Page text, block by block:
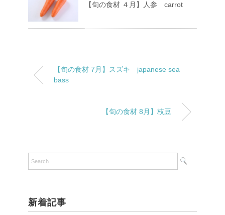
【旬の食材 ４月】人参 carrot
【旬の食材 7月】スズキ japanese sea
bass
【旬の食材 8月】枝豆
新着記事